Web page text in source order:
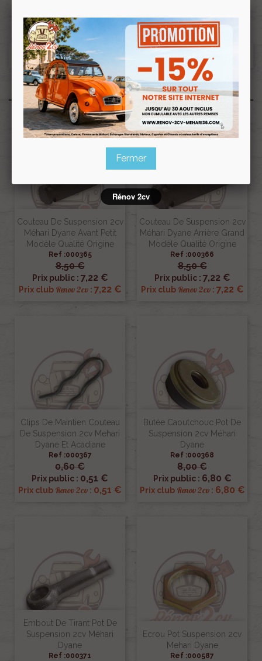
Produits associés
Couteau De Suspension 2cv
Méhari Dyane Avant Petit
Modèle Qualité Origine
Ref :000365
8,50 €
Prix public : 7,22 €
Prix club Renov 2cv: 7,22 €
Couteau De Suspension 2cv
Méhari Dyane Arrière Grand
Modèle Qualité Origine
Ref :000366
8,50 €
Prix public : 7,22 €
Prix club Renov 2cv: 7,22 €
Clips De Maintien Couteau
De Suspension 2cv Mehari
Dyane Et Acadiane
Ref :000367
0,60 €
Prix public : 0,51 €
Prix club Renov 2cv : 0,51 €
Butée Caoutchouc Pot De
Suspension 2cv Méhari
Dyane
Ref :000368
8,00 €
Prix public : 6,80 €
Prix club Renov 2cv: 6,80 €
Embout De Tirant Pot De
Suspension 2cv Méhari
Dyane
Ref :000371
Ecrou Pot Suspension 2cv
Mehari Dyane
Ref :000587
Fermer
Rénov 2cv